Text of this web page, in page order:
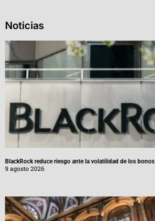
Noticias
BlackRock reduce riesgo ante la volatilidad de los bonos
9 agosto 2026